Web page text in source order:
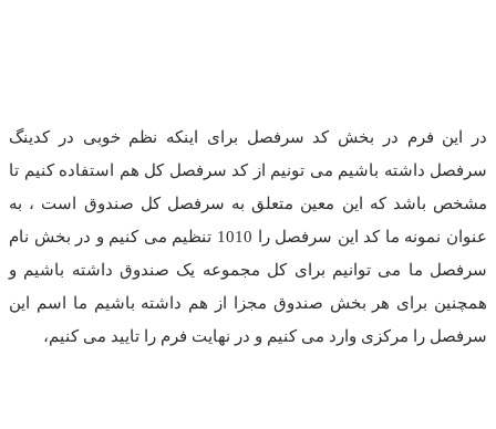
در این فرم در بخش کد سرفصل برای اینکه نظم خوبی در کدینگ
سرفصل داشته باشیم می تونیم از کد سرفصل کل هم استفاده کنیم تا
مشخص باشد که این معین متعلق به سرفصل کل صندوق است ، به
عنوان نمونه ما کد این سرفصل را 1010 تنظیم می کنیم و در بخش نام
سرفصل ما می توانیم برای کل مجموعه یک صندوق داشته باشیم و
همچنین برای هر بخش صندوق مجزا از هم داشته باشیم ما اسم این
سرفصل را مرکزی وارد می کنیم و در نهایت فرم را تایید می کنیم،